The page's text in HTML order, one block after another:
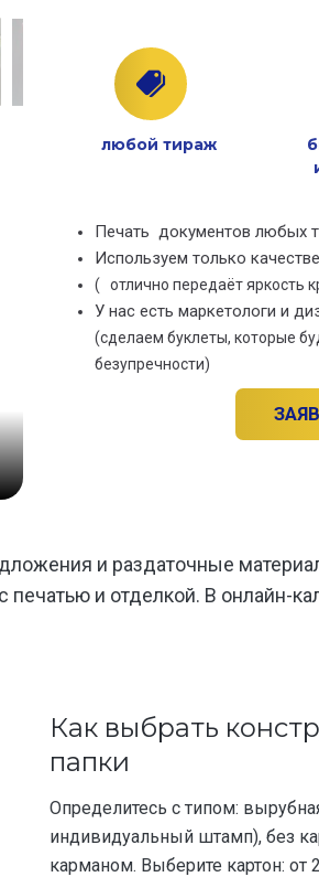
любой тираж
Печать документов любых
Используем только
( отлично передаёт яркость
У нас есть маркетологи и
(сделаем буклеты, которые
безупречности)
и раздаточные
и отделкой. В онлайн-
Как выбрать
папки
Определитесь с типом:
индивидуальный штамп), без
карманом. Выберите картон: от